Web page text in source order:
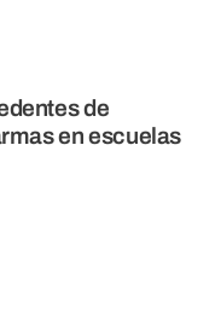
de
en escuelas